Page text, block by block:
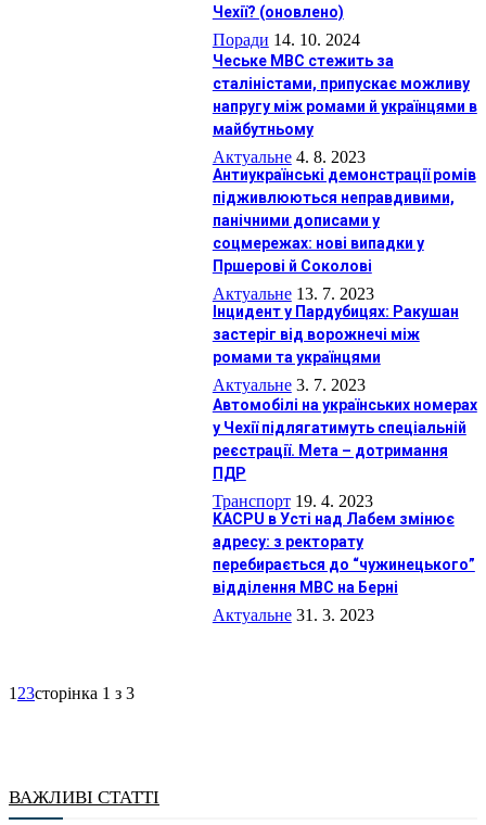
Чехії? (оновлено)
Поради 14. 10. 2024
Чеське МВС стежить за
сталіністами, припускає можливу
напругу між ромами й українцями в
майбутньому
Актуальне 4. 8. 2023
Антиукраїнські демонстрації ромів
підживлюються неправдивими,
панічними дописами у
соцмережах: нові випадки у
Пршерові й Соколові
Актуальне 13. 7. 2023
Інцидент у Пардубицях: Ракушан
застеріг від ворожнечі між
ромами та українцями
Актуальне 3. 7. 2023
Автомобілі на українських номерах
у Чехії підлягатимуть спеціальній
реєстрації. Мета – дотримання
ПДР
Транспорт 19. 4. 2023
KACPU в Усті над Лабем змінює
адресу: з ректорату
перебирається до “чужинецького”
відділення МВС на Берні
Актуальне 31. 3. 2023
1 23сторінка 1 з 3
ВАЖЛИВІ СТАТТІ